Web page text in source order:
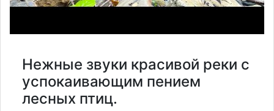
Нежные звуки красивой реки с
успокаивающим пением
лесных птиц.